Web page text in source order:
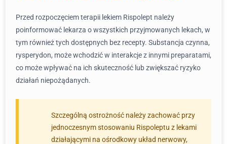
Przed rozpoczęciem terapii lekiem Rispolept należy
poinformować lekarza o wszystkich przyjmowanych lekach, w
tym również tych dostępnych bez recepty. Substancja czynna,
rysperydon, może wchodzić w interakcje z innymi preparatami,
co może wpływać na ich skuteczność lub zwiększać ryzyko
działań niepożądanych.
Szczególną ostrożność należy zachować przy
jednoczesnym stosowaniu Rispoleptu z lekami
działającymi na ośrodkowy układ nerwowy,